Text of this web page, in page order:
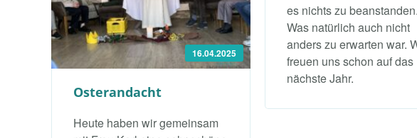
es nichts zu
Was natürlich auch nicht
anders zu erwarten war.
freuen uns schon auf das
nächste Jahr.
16.04.2025
Osterandacht
Heute haben wir gemeinsam